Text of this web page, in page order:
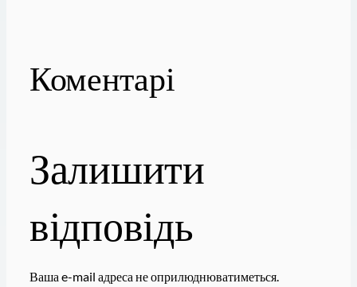
Коментарі
Залишити
відповідь
Ваша e-mail адреса не оприлюднюватиметься.